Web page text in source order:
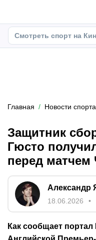
Смотреть спорт на
Главная Новости спорта
Защитник
Гюсто
перед матчем
Александр
18.06.2026
Как сообщает